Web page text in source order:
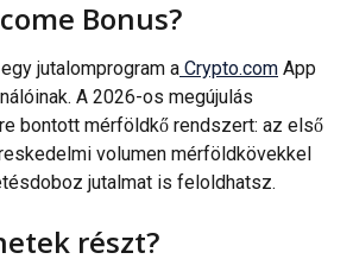
Bonus?
jutalomprogram a Crypto.com App
A 2026-os megújulás
bontott mérföldkő rendszert: az első
volumen mérföldkövekkel
jutalmat is feloldhatsz.
részt?